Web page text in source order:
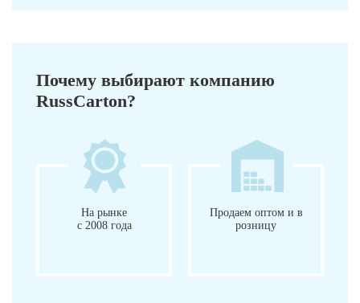
Почему выбирают компанию
RussCarton?
На рынке
с 2008 года
Продаем оптом и в
розницу